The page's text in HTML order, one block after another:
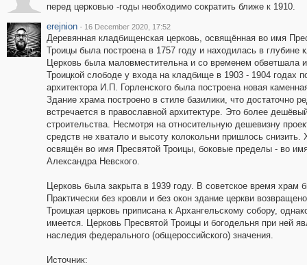
перед церковью -годы необходимо сократить ближе к 1910.
erejnion · 16 December 2020, 17:52
Деревянная кладбищенская церковь, освящённая во имя
Троицы была построена в 1757 году и находилась в глубине
Церковь была маловместительна и со временем обветшала
Троицкой слободе у входа на кладбище в 1903 - 1904 годах
архитектора И.П. Горленского была построена новая
Здание храма построено в стиле базилики, что достаточно
встречается в православной архитектуре. Это более
строительства. Несмотря на относительную дешевизну
средств не хватало и высоту колокольни пришлось
освящён во имя Пресвятой Троицы, боковые пределы - во
Александра Невского.
Церковь была закрыта в 1939 году. В советское время храм
Практически без кровли и без окон здание церкви
Троицкая церковь приписана к Архангельскому собору,
имеется. Церковь Пресвятой Троицы и богодельня при ней
наследия федерального (общероссийского) значения.
Источник: